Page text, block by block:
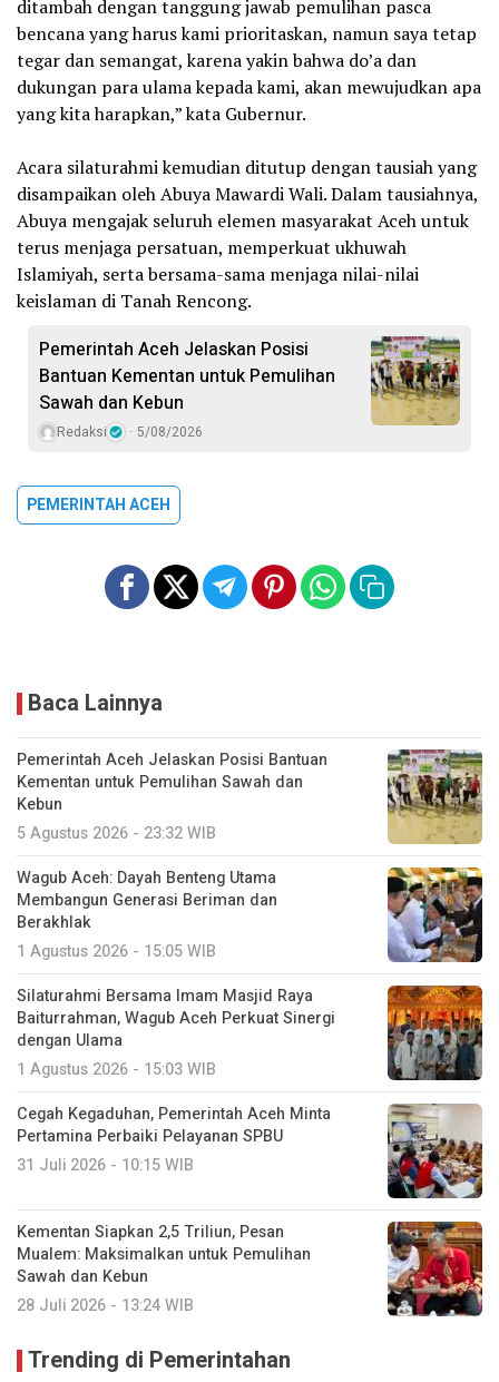
ditambah dengan tanggung jawab pemulihan pasca
bencana yang harus kami prioritaskan, namun saya tetap
tegar dan semangat, karena yakin bahwa do’a dan
dukungan para ulama kepada kami, akan mewujudkan apa
yang kita harapkan,” kata Gubernur.
‎Acara silaturahmi kemudian ditutup dengan tausiah yang
disampaikan oleh Abuya Mawardi Wali. Dalam tausiahnya,
Abuya mengajak seluruh elemen masyarakat Aceh untuk
terus menjaga persatuan, memperkuat ukhuwah
Islamiyah, serta bersama-sama menjaga nilai-nilai
keislaman di Tanah Rencong.
Pemerintah Aceh Jelaskan Posisi
Bantuan Kementan untuk Pemulihan
Sawah dan Kebun
Redaksi 5/08/2026
PEMERINTAH ACEH
Baca Lainnya
Pemerintah Aceh Jelaskan Posisi Bantuan
Kementan untuk Pemulihan Sawah dan
Kebun
5 Agustus 2026 - 23:32 WIB
Wagub Aceh: Dayah Benteng Utama
Membangun Generasi Beriman dan
Berakhlak
1 Agustus 2026 - 15:05 WIB
Silaturahmi Bersama Imam Masjid Raya
Baiturrahman, Wagub Aceh Perkuat Sinergi
dengan Ulama
1 Agustus 2026 - 15:03 WIB
Cegah Kegaduhan, Pemerintah Aceh Minta
Pertamina Perbaiki Pelayanan SPBU
31 Juli 2026 - 10:15 WIB
Kementan Siapkan 2,5 Triliun, Pesan
Mualem: Maksimalkan untuk Pemulihan
Sawah dan Kebun
28 Juli 2026 - 13:24 WIB
Trending di Pemerintahan